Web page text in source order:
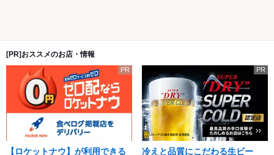
[PR]おススメのお店・情報
PR
【ロケットナウ】が利用できる
PR
冷えと品質にこだわる生ビー